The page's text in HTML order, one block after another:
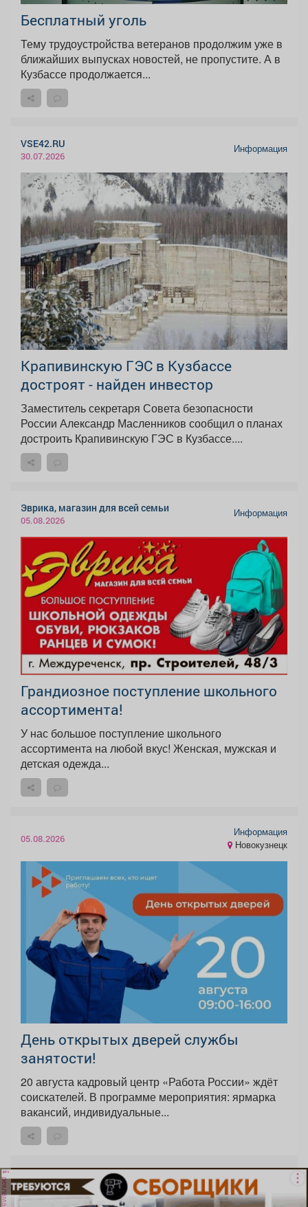
Бесплатный уголь
Тему трудоустройства ветеранов продолжим уже в
ближайших выпусках новостей, не пропустите. А в
Кузбассе продолжается...
VSE42.RU
30.07.2026
Информация
Крапивинскую ГЭС в Кузбассе
достроят - найден инвестор
Заместитель секретаря Совета безопасности
России Александр Масленников сообщил о планах
достроить Крапивинскую ГЭС в Кузбассе....
Эврика, магазин для всей семьи
05.08.2026
Информация
Грандиозное поступление школьного
ассортимента!
У нас большое поступление школьного
ассортимента на любой вкус! Женская, мужская и
детская одежда...
05.08.2026
Информация
Новокузнецк
День открытых дверей службы
занятости!
20 августа кадровый центр «Работа России» ждёт
соискателей. В программе мероприятия: ярмарка
вакансий, индивидуальные...
реклама